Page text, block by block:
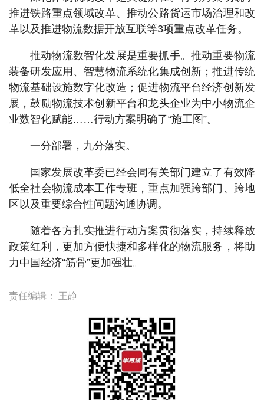
推进铁路重点领域改革、推动公路货运市场治理和改
革以及推进物流数据开放互联等3项重点改革任务。
推动物流数智化发展是重要抓手。推动重要物流
装备研发应用、智慧物流系统化集成创新；推进传统
物流基础设施数字化改造；促进物流平台经济创新发
展，鼓励物流技术创新平台和龙头企业为中小物流企
业数智化赋能……行动方案明确了“施工图”。
一分部署，九分落实。
国家发展改革委已经会同有关部门建立了有效降
低全社会物流成本工作专班，重点加强跨部门、跨地
区以及重要综合性问题沟通协调。
随着各方扎实推进行动方案贯彻落实，持续释放
政策红利，更加方便快捷和多样化的物流服务，将助
力中国经济“筋骨”更加强壮。
责任编辑： 王静